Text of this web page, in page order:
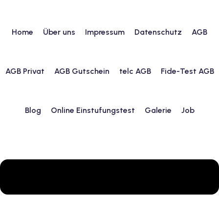
Home Über uns Impressum Datenschutz AGB
AGB Privat AGB Gutschein telc AGB Fide-Test AGB
Blog Online Einstufungstest Galerie Job